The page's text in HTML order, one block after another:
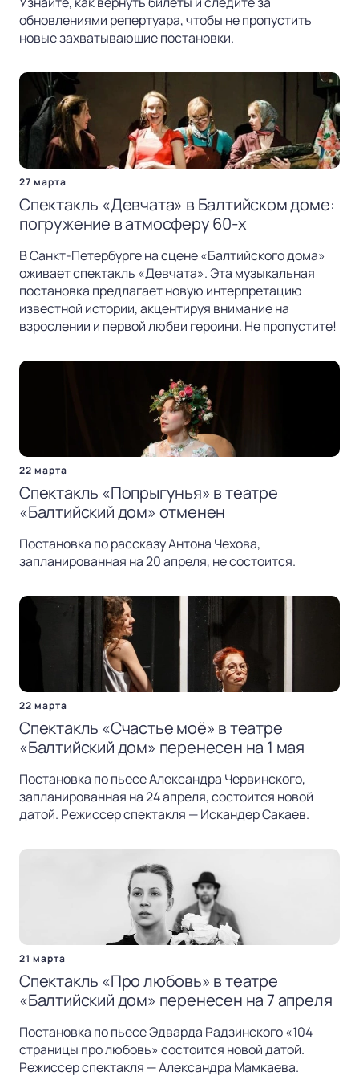
обновлениями репертуара, чтобы не пропустить
новые захватывающие постановки.
27 марта
Спектакль «Девчата» в Балтийском доме:
погружение в атмосферу 60-х
В Санкт-Петербурге на сцене «Балтийского дома»
оживает спектакль «Девчата». Эта музыкальная
постановка предлагает новую интерпретацию
известной истории, акцентируя внимание на
взрослении и первой любви героини. Не пропустите!
22 марта
Спектакль «Попрыгунья» в театре
«Балтийский дом» отменен
Постановка по рассказу Антона Чехова,
запланированная на 20 апреля, не состоится.
22 марта
Спектакль «Счастье моё» в театре
«Балтийский дом» перенесен на 1 мая
Постановка по пьесе Александра Червинского,
запланированная на 24 апреля, состоится новой
датой. Режиссер спектакля — Искандер Сакаев.
21 марта
Спектакль «Про любовь» в театре
«Балтийский дом» перенесен на 7 апреля
Постановка по пьесе Эдварда Радзинского «104
страницы про любовь» состоится новой датой.
Режиссер спектакля — Александра Мамкаева.